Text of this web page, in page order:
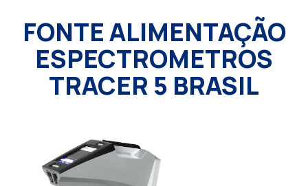
FONTE ALIMENTAÇÃO
ESPECTROMETROS
TRACER 5 BRASIL